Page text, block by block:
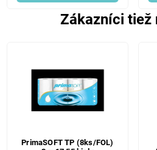
Zákazníci tiež
PrimaSOFT TP (8ks/FOL)